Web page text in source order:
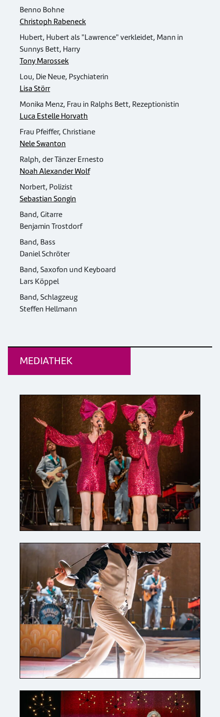
Benno Bohne
Christoph Rabeneck
Hubert, Hubert als "Lawrence" verkleidet, Mann in
Sunnys Bett, Harry
Tony Marossek
Lou, Die Neue, Psychiaterin
Lisa Störr
Monika Menz, Frau in Ralphs Bett, Rezeptionistin
Luca Estelle Horvath
Frau Pfeiffer, Christiane
Nele Swanton
Ralph, der Tänzer Ernesto
Noah Alexander Wolf
Norbert, Polizist
Sebastian Songin
Band, Gitarre
Benjamin Trostdorf
Band, Bass
Daniel Schröter
Band, Saxofon und Keyboard
Lars Köppel
Band, Schlagzeug
Steffen Hellmann
MEDIATHEK